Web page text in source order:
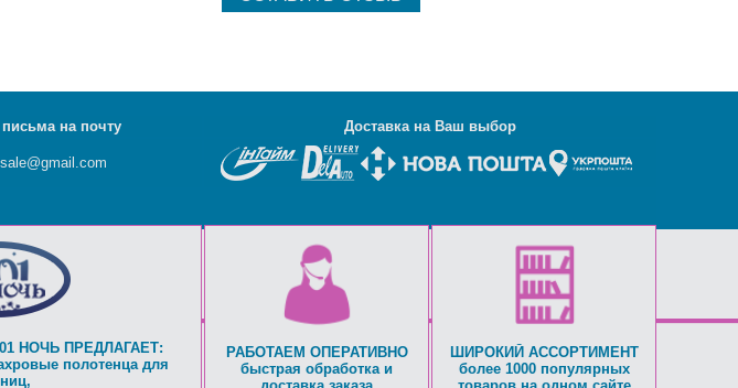
на почту Доставка на Ваш выбор
НОЧЬ ПРЕДЛАГАЕТ:
полотенца для
,
РАБОТАЕМ ОПЕРАТИВНО
быстрая обработка и
ШИРОКИЙ АССОРТИМЕНТ
более 1000 популярных